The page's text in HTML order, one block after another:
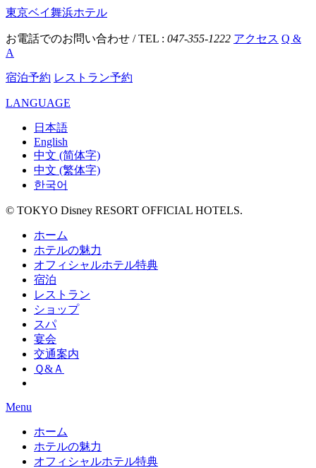
東京ベイ舞浜ホテル
お電話でのお問い合わせ / TEL : 047-355-1222 アクセス Q &
A
宿泊予約 レストラン予約
LANGUAGE
日本語
English
中文 (简体字)
中文 (繁体字)
한국어
© TOKYO Disney RESORT OFFICIAL HOTELS.
ホーム
ホテルの魅力
オフィシャルホテル特典
宿泊
レストラン
ショップ
スパ
宴会
交通案内
Ｑ&Ａ
Menu
ホーム
ホテルの魅力
オフィシャルホテル特典